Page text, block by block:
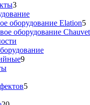
3
оборудование Elation5
оборудование Chauvet
9
5